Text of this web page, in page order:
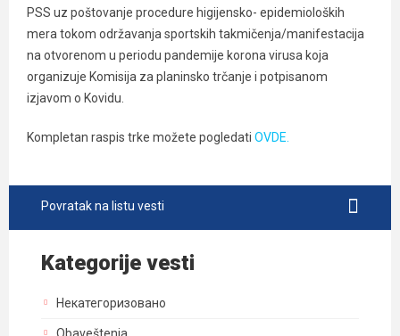
PSS uz poštovanje procedure higijensko- epidemioloških
mera tokom održavanja sportskih takmičenja/manifestacija
na otvorenom u periodu pandemije korona virusa koja
organizuje Komisija za planinsko trčanje i potpisanom
izjavom o Kovidu.
Kompletan raspis trke možete pogledati OVDE.
Povratak na listu vesti
Kategorije vesti
Некатегоризовано